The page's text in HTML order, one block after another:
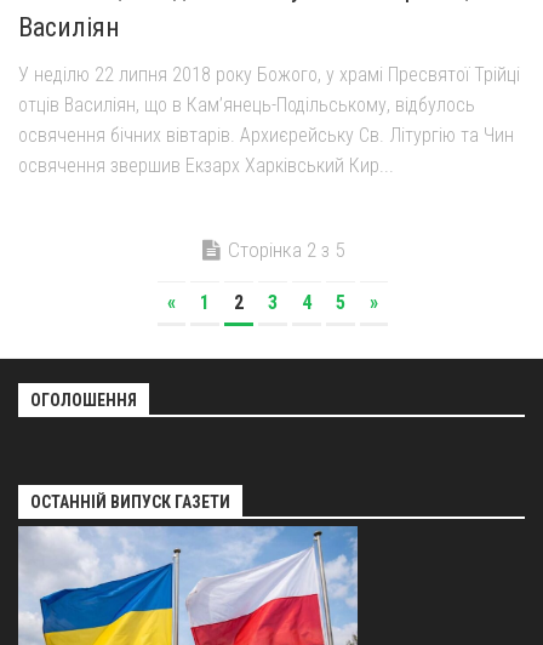
Василіян
У неділю 22 липня 2018 року Божого, у храмі Пресвятої Трійці
отців Василіян, що в Кам’янець-Подільському, відбулось
освячення бічних вівтарів. Архиєрейську Св. Літургію та Чин
освячення звершив Екзарх Харківський Кир...
Сторінка 2 з 5
« 1 2 3 4 5 »
ОГОЛОШЕННЯ
ОСТАННІЙ ВИПУСК ГАЗЕТИ